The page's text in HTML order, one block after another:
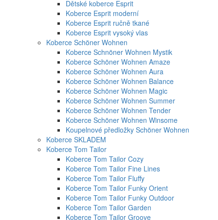
Dětské koberce Esprit
Koberce Esprit moderní
Koberce Esprit ručně tkané
Koberce Esprit vysoký vlas
Koberce Schöner Wohnen
Koberce Schnöner Wohnen Mystik
Koberce Schöner Wohnen Amaze
Koberce Schöner Wohnen Aura
Koberce Schöner Wohnen Balance
Koberce Schöner Wohnen Magic
Koberce Schöner Wohnen Summer
Koberce Schöner Wohnen Tender
Koberce Schöner Wohnen Winsome
Koupelnové předložky Schöner Wohnen
Koberce SKLADEM
Koberce Tom Tailor
Koberce Tom Tailor Cozy
Koberce Tom Tailor Fine Lines
Koberce Tom Tailor Fluffy
Koberce Tom Tailor Funky Orient
Koberce Tom Tailor Funky Outdoor
Koberce Tom Tailor Garden
Koberce Tom Tailor Groove